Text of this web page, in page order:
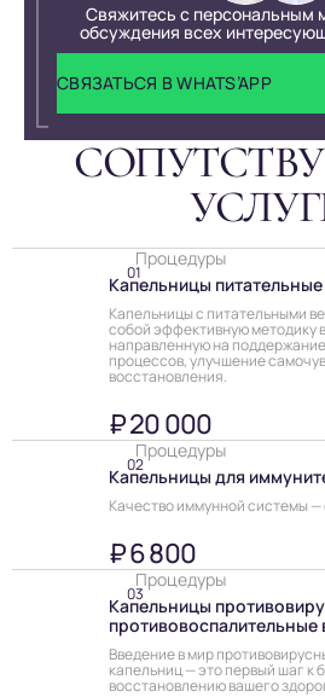
Свяжитесь с персональным
обсуждения всех
СВЯЗАТЬСЯ В WHATS’APP
Процедуры
Капельницы
Капельницы с питательными
собой эффективную методику
направленную на
процессов, улучшение
восстановления.
₽ 20 000
01
Процедуры
Капельницы для
Качество иммунной системы —
₽ 6 800
02
Процедуры
Капельницы
противовоспалительные
Введение в мир
капельниц — это первый шаг к
восстановлению вашего
03